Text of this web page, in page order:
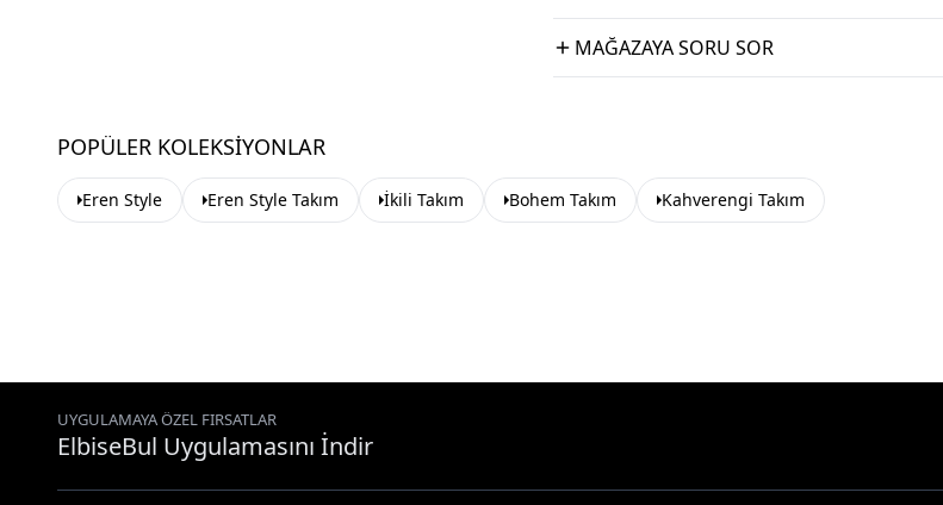
MAĞAZAYA SORU SOR
POPÜLER KOLEKSIYONLAR
Eren Style Eren Style Takım İkili Takım Bohem Takım Kahverengi Takım
UYGULAMAYA ÖZEL FIRSATLAR
ElbiseBul Uygulamasını İndir